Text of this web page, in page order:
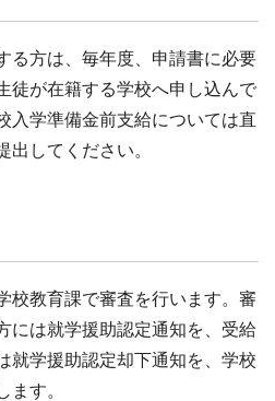
方は、毎年度、申請書に必要
徒が在籍する学校へ申し込んで
入学準備金前支給については直
出してください。
教育課で審査を行います。審
には就学援助認定通知を、受給
就学援助認定却下通知を、学校
ます。